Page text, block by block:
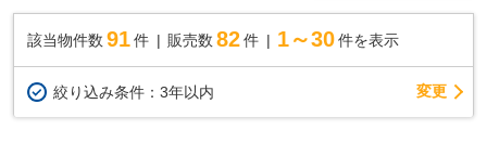
該当物件数 91件 販売数 82 件 1～30 件を表示
絞り込み条件： 3年以内 変更